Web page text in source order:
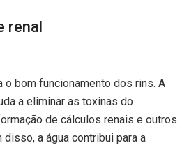
renal
o bom funcionamento dos rins. A
a eliminar as toxinas do
de cálculos renais e outros
a água contribui para a